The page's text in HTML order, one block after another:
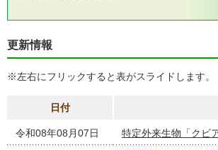
更新情報
※左右にフリックすると表がスライドします。
日付
令和08年08月07日 特定外来生物「クビ